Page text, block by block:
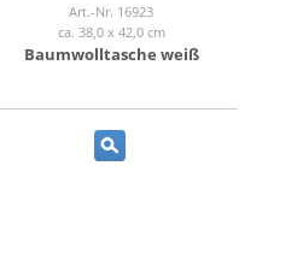
Art.-Nr. 16923
ca. 38,0 x 42,0 cm
Baumwolltasche weiß